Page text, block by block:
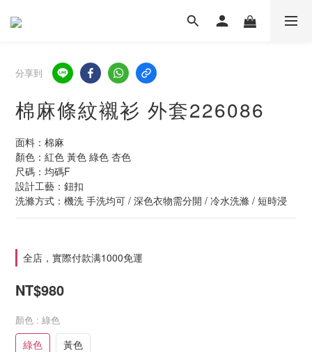
分享到
棉麻條紋襯衫 外套226086
面料：棉麻
顏色：紅色 黃色 綠色 杏色
尺碼：均碼F
設計工藝：鈕扣
洗滌方式：機洗 手洗均可 / 深色衣物需分開 / 冷水洗滌 / 短時浸
全店，實際付款满1000免運
NT$980
顏色 : 綠色
綠色 黃色